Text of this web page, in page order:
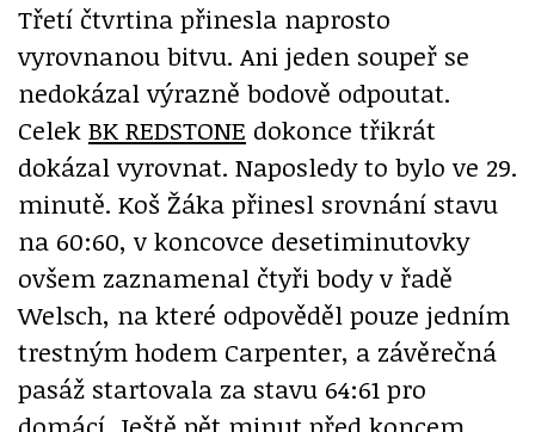
Třetí čtvrtina přinesla naprosto
vyrovnanou bitvu. Ani jeden soupeř se
nedokázal výrazně bodově odpoutat.
Celek BK REDSTONE dokonce třikrát
dokázal vyrovnat. Naposledy to bylo ve 29.
minutě. Koš Žáka přinesl srovnání stavu
na 60:60, v koncovce desetiminutovky
ovšem zaznamenal čtyři body v řadě
Welsch, na které odpověděl pouze jedním
trestným hodem Carpenter, a závěrečná
pasáž startovala za stavu 64:61 pro